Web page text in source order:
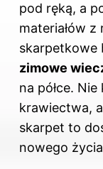
pod ręką, a
materiałów z
skarpetkowe
zimowe
na półce.
krawiectwa,
skarpet to
nowego